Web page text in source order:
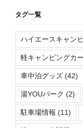
タグ一覧
ハイエースキャン
軽キャンピングカ
車中泊グッズ (42)
湯YOUパーク (2)
駐車場情報 (11)